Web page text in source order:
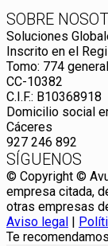
SOBRE
Soluciones
Inscrito en el
Tomo: 774
CC-10382
C.I.F.: B10368918
Domicilio social
Cáceres
927 246 892
SÍGUENOS
© Copyright ©
empresa citada,
otras empresas
Aviso legal
Te